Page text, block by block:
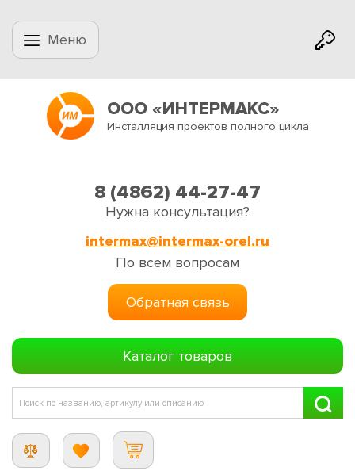
Меню
ООО «ИНТЕРМАКС»
Инсталляция проектов полного цикла
8 (4862) 44-27-47
Нужна консультация?
intermax@intermax-orel.ru
По всем вопросам
Обратная связь
Каталог товаров